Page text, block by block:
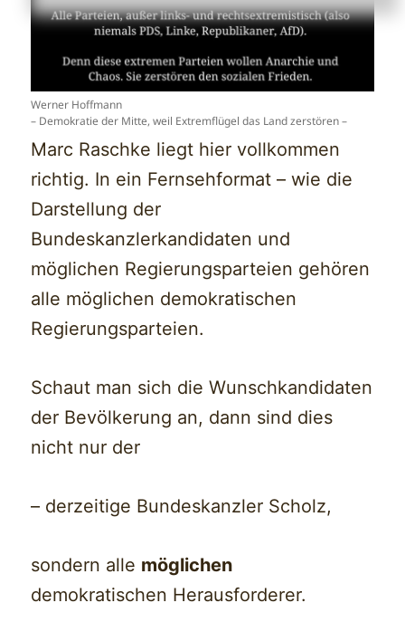
Werner Hoffmann
– Demokratie der Mitte, weil Extremflügel das Land zerstören –
Marc Raschke liegt hier vollkommen
richtig. In ein Fernsehformat – wie die
Darstellung der
Bundeskanzlerkandidaten und
möglichen Regierungsparteien gehören
alle möglichen demokratischen
Regierungsparteien.
Schaut man sich die Wunschkandidaten
der Bevölkerung an, dann sind dies
nicht nur der
– derzeitige Bundeskanzler Scholz,
sondern alle möglichen
demokratischen Herausforderer.